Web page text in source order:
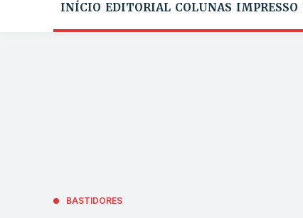
INÍCIO EDITORIAL COLUNAS IMPRESSO
BASTIDORES